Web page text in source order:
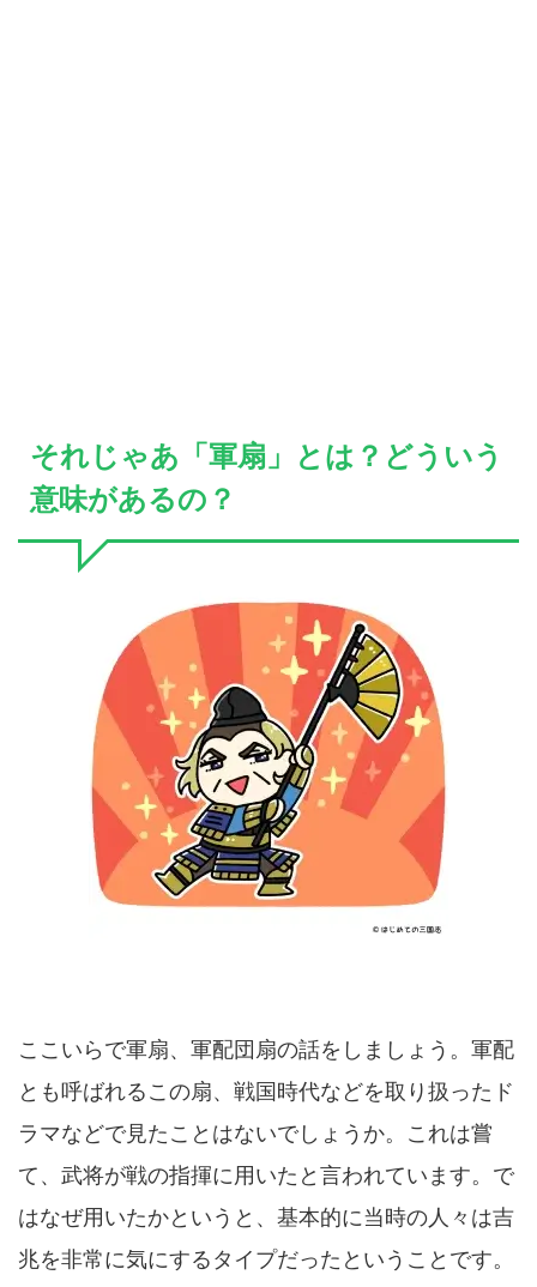
それじゃあ「軍扇」とは？どういう
意味があるの？
ここいらで軍扇、軍配団扇の話をしましょう。軍配
とも呼ばれるこの扇、戦国時代などを取り扱ったド
ラマなどで見たことはないでしょうか。これは嘗
て、武将が戦の指揮に用いたと言われています。で
はなぜ用いたかというと、基本的に当時の人々は吉
兆を非常に気にするタイプだったということです。